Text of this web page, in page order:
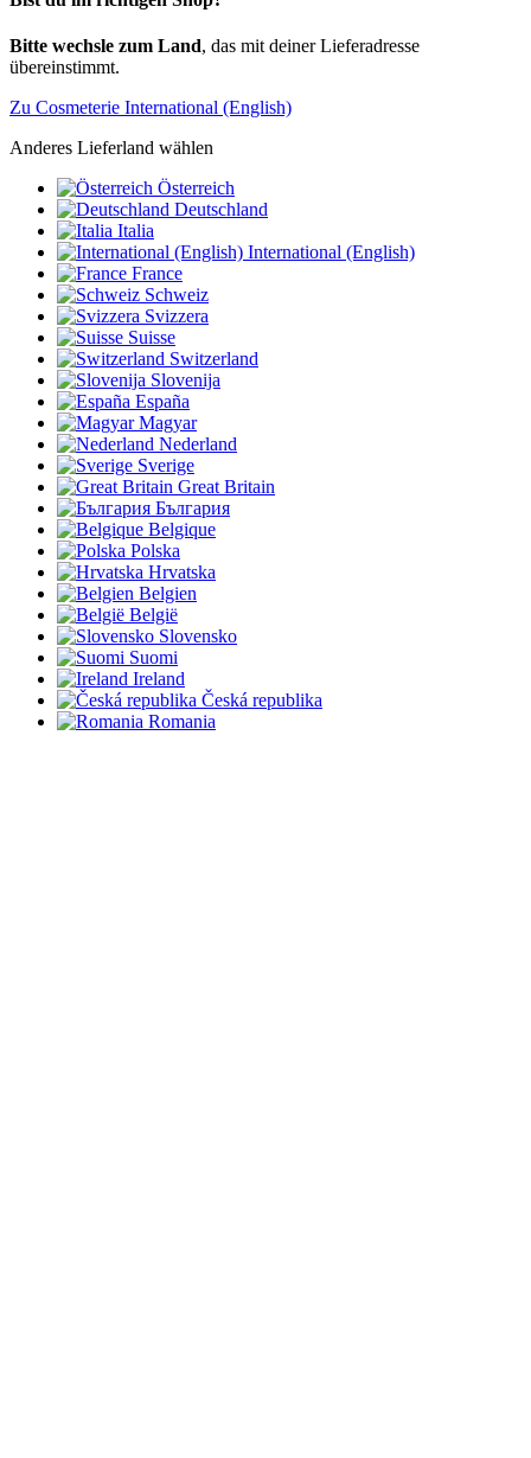
Bitte wechsle zum Land, das mit deiner Lieferadresse
übereinstimmt.
Zu Cosmeterie International (English)
Anderes Lieferland wählen
Österreich
Deutschland
Italia
International (English)
France
Schweiz
Svizzera
Suisse
Switzerland
Slovenija
España
Magyar
Nederland
Sverige
Great Britain
България
Belgique
Polska
Hrvatska
Belgien
België
Slovensko
Suomi
Ireland
Česká republika
Romania